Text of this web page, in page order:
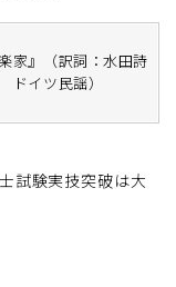
家』（訳詞：水田詩
イツ民謡）
試験実技突破は大